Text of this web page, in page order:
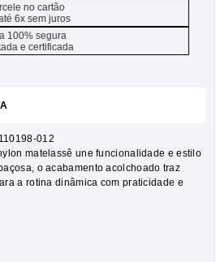
no cartão
6x sem juros
100% segura
e certificada
110198-012
matelassê une funcionalidade e estilo
o acabamento acolchoado traz
a rotina dinâmica com praticidade e